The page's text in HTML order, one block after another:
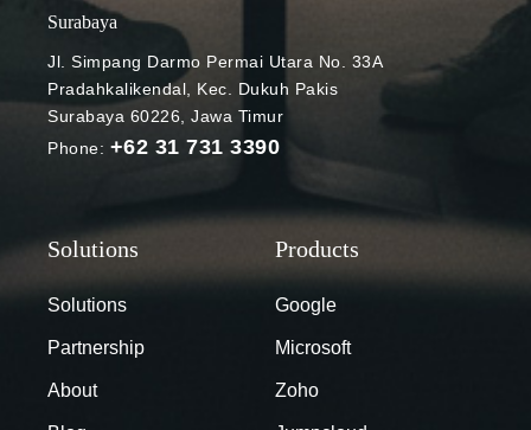
Surabaya
Jl. Simpang Darmo Permai Utara No. 33A
Pradahkalikendal, Kec. Dukuh Pakis
Surabaya 60226, Jawa Timur
Phone: +62 31 731 3390
Solutions
Partnership
About
Google
Microsoft
Zoho